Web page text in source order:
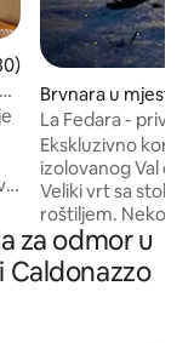
ocjena: 4,99 od 5,
Brvnara u mjestu
La Fedara -
metara, intimna!
Ekskluzivno korištena
izolovanog Val
Veliki vrt sa
roštiljem.
od sela sa svim
planinarenje,
ljubimci su
za odmor u
Caldonazzo